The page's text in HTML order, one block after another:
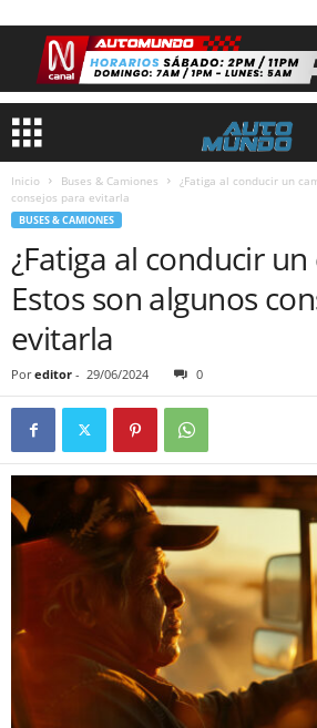
Inicio Buses & Camiones
¿Fatiga al conducir un
consejos para evitarla
BUSES & CAMIONES
¿Fatiga al conducir
Estos son algunos
evitarla
Por editor - 29/06/2024 0